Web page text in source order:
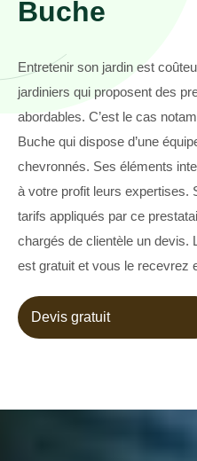
Buche
Entretenir son jardin est
jardiniers qui proposent des
abordables. C’est le cas
Buche qui dispose d’une
chevronnés. Ses éléments
à votre profit leurs expertises.
tarifs appliqués par ce
chargés de clientèle un devis.
est gratuit et vous le recevrez
Devis gratuit